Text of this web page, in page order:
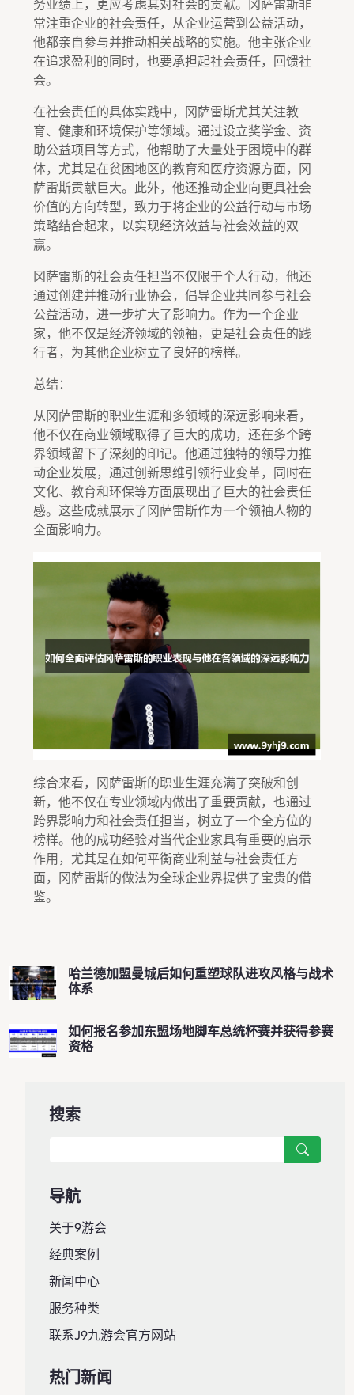
务业绩上，更应考虑其对社会的贡献。冈萨雷斯非
常注重企业的社会责任，从企业运营到公益活动，
他都亲自参与并推动相关战略的实施。他主张企业
在追求盈利的同时，也要承担起社会责任，回馈社
会。
在社会责任的具体实践中，冈萨雷斯尤其关注教
育、健康和环境保护等领域。通过设立奖学金、资
助公益项目等方式，他帮助了大量处于困境中的群
体，尤其是在贫困地区的教育和医疗资源方面，冈
萨雷斯贡献巨大。此外，他还推动企业向更具社会
价值的方向转型，致力于将企业的公益行动与市场
策略结合起来，以实现经济效益与社会效益的双
赢。
冈萨雷斯的社会责任担当不仅限于个人行动，他还
通过创建并推动行业协会，倡导企业共同参与社会
公益活动，进一步扩大了影响力。作为一个企业
家，他不仅是经济领域的领袖，更是社会责任的践
行者，为其他企业树立了良好的榜样。
总结：
从冈萨雷斯的职业生涯和多领域的深远影响来看，
他不仅在商业领域取得了巨大的成功，还在多个跨
界领域留下了深刻的印记。他通过独特的领导力推
动企业发展，通过创新思维引领行业变革，同时在
文化、教育和环保等方面展现出了巨大的社会责任
感。这些成就展示了冈萨雷斯作为一个领袖人物的
全面影响力。
综合来看，冈萨雷斯的职业生涯充满了突破和创
新，他不仅在专业领域内做出了重要贡献，也通过
跨界影响力和社会责任担当，树立了一个全方位的
榜样。他的成功经验对当代企业家具有重要的启示
作用，尤其是在如何平衡商业利益与社会责任方
面，冈萨雷斯的做法为全球企业界提供了宝贵的借
鉴。
哈兰德加盟曼城后如何重塑球队进攻风格与战术
体系
如何报名参加东盟场地脚车总统杯赛并获得参赛
资格
搜索
导航
关于9游会
经典案例
新闻中心
服务种类
联系J9九游会官方网站
热门新闻